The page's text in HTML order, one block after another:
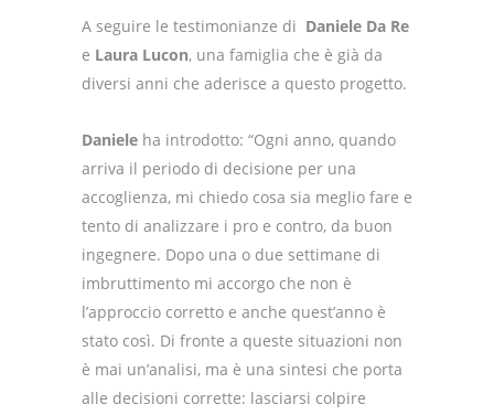
A seguire le testimonianze di Daniele Da Re
e Laura Lucon, una famiglia che è già da
diversi anni che aderisce a questo progetto.
Daniele ha introdotto: “Ogni anno, quando
arriva il periodo di decisione per una
accoglienza, mi chiedo cosa sia meglio fare e
tento di analizzare i pro e contro, da buon
ingegnere. Dopo una o due settimane di
imbruttimento mi accorgo che non è
l’approccio corretto e anche quest’anno è
stato così. Di fronte a queste situazioni non
è mai un’analisi, ma è una sintesi che porta
alle decisioni corrette: lasciarsi colpire